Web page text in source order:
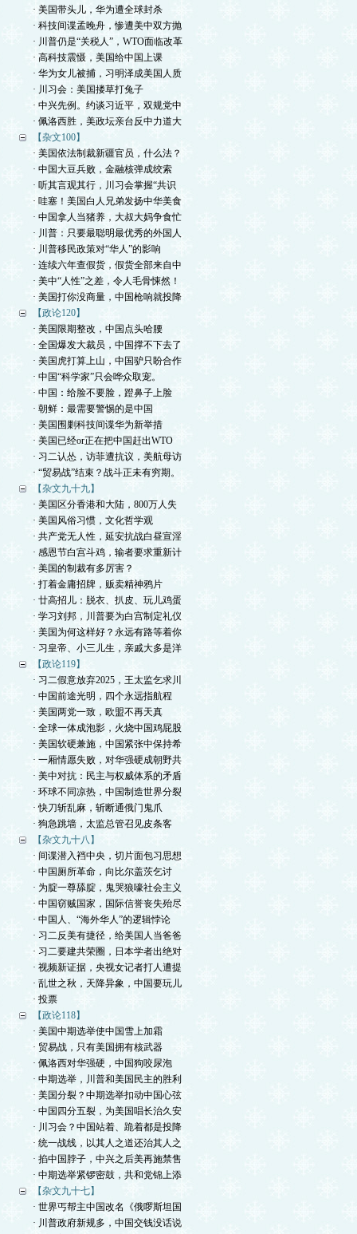
· 美国带头儿，华为遭全球封杀
· 科技间谍孟晚舟，惨遭美中双方抛
· 川普仍是“关税人”，WTO面临改革
· 高科技震慑，美国给中国上课
· 华为女儿被捕，习明泽成美国人质
· 川习会：美国搂草打兔子
· 中兴先例。约谈习近平，双规党中
· 佩洛西胜，美政坛亲台反中力道大
【杂文100】
· 美国依法制裁新疆官员，什么法？
· 中国大豆兵败，金融核弹成绞索
· 听其言观其行，川习会掌握“共识
· 哇塞！美国白人兄弟发扬中华美食
· 中国拿人当猪养，大叔大妈争食忙
· 川普：只要最聪明最优秀的外国人
· 川普移民政策对“华人”的影响
· 连续六年查假货，假货全部来自中
· 美中“人性”之差，令人毛骨悚然！
· 美国打你没商量，中国枪响就投降
【政论120】
· 美国限期整改，中国点头哈腰
· 全国爆发大裁员，中国撑不下去了
· 美国虎打算上山，中国驴只盼合作
· 中国“科学家”只会哗众取宠。
· 中国：给脸不要脸，蹬鼻子上脸
· 朝鲜：最需要警惕的是中国
· 美国围剿科技间谍华为新举措
· 美国已经or正在把中国赶出WTO
· 习二认怂，访菲遭抗议，美航母访
· “贸易战”结束？战斗正未有穷期。
【杂文九十九】
· 美国区分香港和大陆，800万人失
· 美国风俗习惯，文化哲学观
· 共产党无人性，延安抗战白昼宣淫
· 感恩节白宫斗鸡，输者要求重新计
· 美国的制裁有多厉害？
· 打着金庸招牌，贩卖精神鸦片
· 廿高招儿：脱衣、扒皮、玩儿鸡蛋
· 学习刘邦，川普要为白宫制定礼仪
· 美国为何这样好？永远有路等着你
· 习皇帝、小三儿生，亲戚大多是洋
【政论119】
· 习二假意放弃2025，王太监乞求川
· 中国前途光明，四个永远指航程
· 美国两党一致，欧盟不再天真
· 全球一体成泡影，火烧中国鸡屁股
· 美国软硬兼施，中国紧张中保持希
· 一厢情愿失败，对华强硬成朝野共
· 美中对抗：民主与权威体系的矛盾
· 环球不同凉热，中国制造世界分裂
· 快刀斩乱麻，斩断通俄门鬼爪
· 狗急跳墙，太监总管召见皮条客
【杂文九十八】
· 间谍潜入裆中央，切片面包习思想
· 中国厕所革命，向比尔盖茨乞讨
· 为腚一尊舔腚，鬼哭狼嚎社会主义
· 中国窃贼国家，国际信誉丧失殆尽
· 中国人、“海外华人”的逻辑悖论
· 习二反美有捷径，给美国人当爸爸
· 习二要建共荣圈，日本学者出绝对
· 视频新证据，央视女记者打人遭提
· 乱世之秋，天降异象，中国要玩儿
· 投票
【政论118】
· 美国中期选举使中国雪上加霜
· 贸易战，只有美国拥有核武器
· 佩洛西对华强硬，中国狗咬尿泡
· 中期选举，川普和美国民主的胜利
· 美国分裂？中期选举扣动中国心弦
· 中国四分五裂，为美国唱长治久安
· 川习会？中国站着、跪着都是投降
· 统一战线，以其人之道还治其人之
· 掐中国脖子，中兴之后美再施禁售
· 中期选举紧锣密鼓，共和党锦上添
【杂文九十七】
· 世界丐帮主中国改名《俄啰斯坦国
· 川普政府新规多，中国交钱没话说